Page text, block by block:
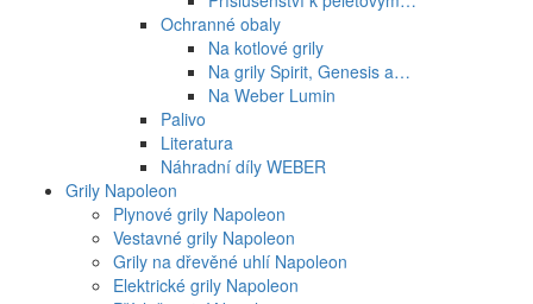
Ochranné obaly
Na kotlové grily
Na grily Spirit, Genesis a…
Na Weber Lumin
Palivo
Literatura
Náhradní díly WEBER
Grily Napoleon
Plynové grily Napoleon
Vestavné grily Napoleon
Grily na dřevěné uhlí Napoleon
Elektrické grily Napoleon